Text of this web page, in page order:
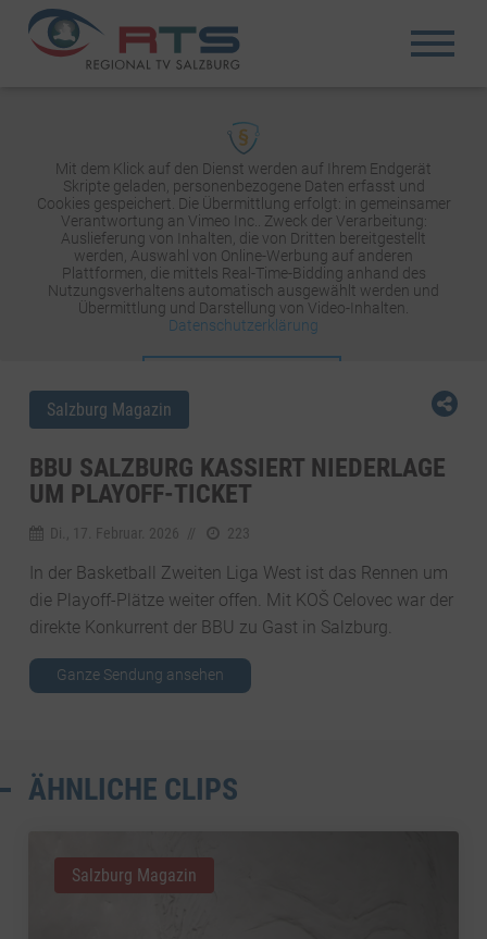
Mit dem Klick auf den Dienst werden auf Ihrem Endgerät
Skripte geladen, personenbezogene Daten erfasst und
Cookies gespeichert. Die Übermittlung erfolgt: in gemeinsamer
Verantwortung an Vimeo Inc.. Zweck der Verarbeitung:
Auslieferung von Inhalten, die von Dritten bereitgestellt
werden, Auswahl von Online-Werbung auf anderen
Plattformen, die mittels Real-Time-Bidding anhand des
Nutzungsverhaltens automatisch ausgewählt werden und
Übermittlung und Darstellung von Video-Inhalten.
Datenschutzerklärung
Salzburg Magazin
BBU SALZBURG KASSIERT NIEDERLAGE
UM PLAYOFF-TICKET
Di., 17. Februar. 2026 223
In der Basketball Zweiten Liga West ist das Rennen um
die Playoff-Plätze weiter offen. Mit KOŠ Celovec war der
direkte Konkurrent der BBU zu Gast in Salzburg.
Ganze Sendung ansehen
ÄHNLICHE CLIPS
Salzburg Magazin